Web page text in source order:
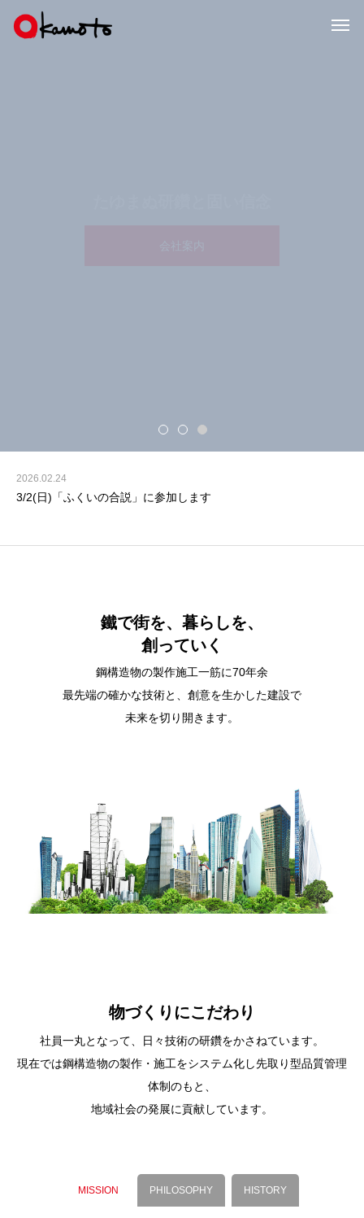
2026.02.24
3/2(日)「ふくいの合説」に参加します
鐵で街を、暮らしを、
創っていく
鋼構造物の製作施工一筋に70年余
最先端の確かな技術と、創意を生かした建設で
未来を切り開きます。
物づくりにこだわり
社員一丸となって、日々技術の研鑽をかさねています。
現在では鋼構造物の製作・施工をシステム化し先取り型品質管理
体制のもと、
地域社会の発展に貢献しています。
MISSION PHILOSOPHY HISTORY